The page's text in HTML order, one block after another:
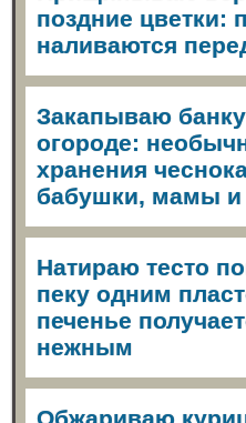
поздние цветки:
наливаются
Закапываю
огороде:
хранения
бабушки, мамы и
Натираю тесто
пеку одним
печенье
нежным
Обжариваю